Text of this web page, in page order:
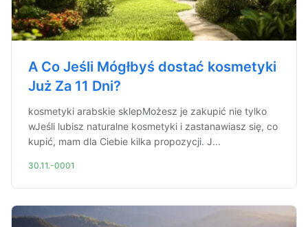
A Co Jeśli Mógłbyś dostać kosmetyki
Już Za 11 Dni?
kosmetyki arabskie sklepMożesz je zakupić nie tylko
wJeśli lubisz naturalne kosmetyki i zastanawiasz się, co
kupić, mam dla Ciebie kilka propozycji. J...
30.11.-0001